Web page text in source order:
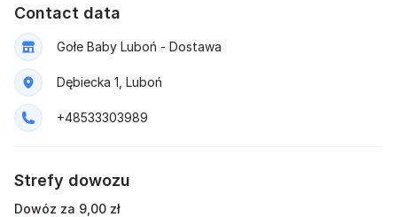
Contact data
Gołe Baby Luboń - Dostawa
Dębiecka 1, Luboń
+48533303989
Strefy dowozu
Dowóz za 9,00 zł